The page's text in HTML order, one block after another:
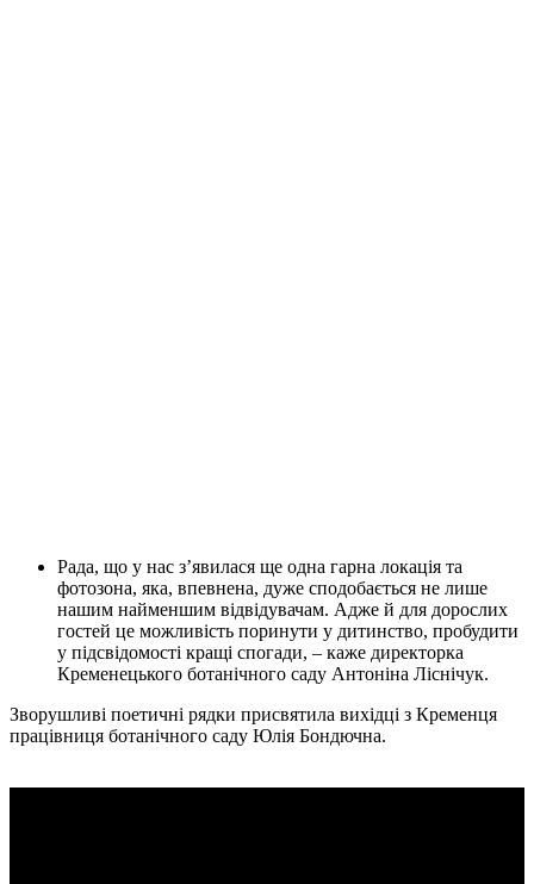
Рада, що у нас з’явилася ще одна гарна локація та
фотозона, яка, впевнена, дуже сподобається не лише
нашим найменшим відвідувачам. Адже й для дорослих
гостей це можливість поринути у дитинство, пробудити
у підсвідомості кращі спогади, – каже директорка
Кременецького ботанічного саду Антоніна Ліснічук.
Зворушливі поетичні рядки присвятила вихідці з Кременця
працівниця ботанічного саду Юлія Бондючна.